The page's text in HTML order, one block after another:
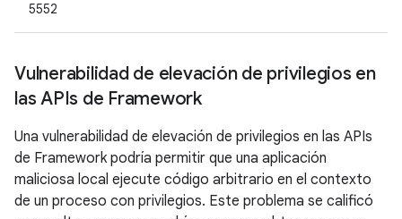
5552
Vulnerabilidad de elevación de privilegios en
las APIs de Framework
Una vulnerabilidad de elevación de privilegios en las APIs
de Framework podría permitir que una aplicación
maliciosa local ejecute código arbitrario en el contexto
de un proceso con privilegios. Este problema se calificó